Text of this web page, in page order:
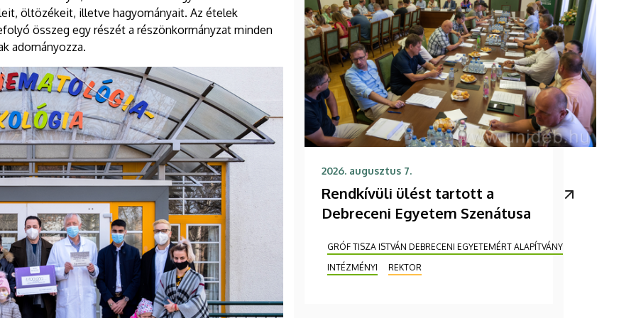
öltözékeit, illetve hagyományait. Az ételek
összeg egy részét a részönkormányzat minden
adományozza.
2026. augusztus 7.
Rendkívüli ülést tartott a
Debreceni Egyetem Szenátusa
GRÓF TISZA ISTVÁN DEBRECENI EGYETEMÉRT ALAPÍTVÁNY
INTÉZMÉNYI
REKTOR